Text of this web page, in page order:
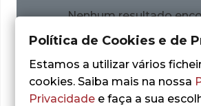
Nenhum resultado
Política de Cookies e de
Estamos a utilizar vários
cookies. Saiba mais na nossa
Privacidade e faça a sua